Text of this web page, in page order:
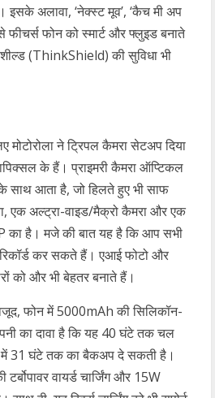
अलावा, ‘नेक्स्ट मूव’, ‘कैच मी अप
फोन को स्मार्ट और फ्लुइड बनाते
(ThinkShield) की सुविधा भी
मोटोरोला ने ट्रिपल कैमरा सेटअप दिया
के हैं। प्राइमरी कैमरा ऑप्टिकल
साथ आता है, जो हिलते हुए भी साफ
एक अल्ट्रा-वाइड/मैक्रो कैमरा और एक
का है। मजे की बात यह है कि आप सभी
कर सकते हैं। एआई फोटो और
को और भी बेहतर बनाते हैं।
फोन में 5000mAh की सिलिकॉन-
का दावा है कि यह 40 घंटे तक चल
में 31 घंटे तक का बैकअप दे सकती है।
वायर्ड चार्जिंग और 15W